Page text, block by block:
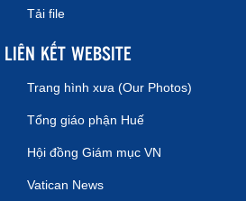
Tải file
LIÊN KẾT WEBSITE
Trang hình xưa (Our Photos)
Tổng giáo phận Huế
Hội đồng Giám mục VN
Vatican News